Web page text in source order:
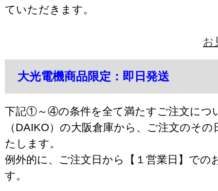
ていただきます。
お
大光電機商品限定：即日発送
下記①～④の条件を全て満たすご注文につ
（DAIKO）の大阪倉庫から、ご注文のそ
たします。
例外的に、ご注文日から【１営業日】での
す。